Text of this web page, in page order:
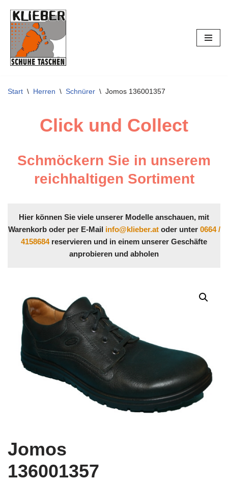
Zum
Inhalt
springen
Start \ Herren \ Schnürer \ Jomos 136001357
Click und Collect
Schmöckern Sie in unserem
reichhaltigen Sortiment
Hier können Sie viele unserer Modelle anschauen, mit
Warenkorb oder per E-Mail info@klieber.atoder unter 0664 /
4158684reservieren und in einem unserer Geschäfte
anprobieren und abholen
Jomos
136001357